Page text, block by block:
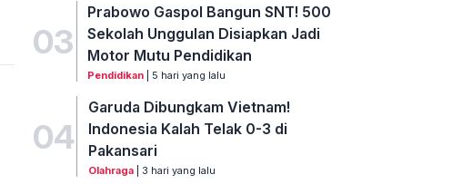
03
Prabowo Gaspol Bangun SNT! 500
Sekolah Unggulan Disiapkan Jadi
Motor Mutu Pendidikan
Pendidikan | 5 hari yang lalu
04
Garuda Dibungkam Vietnam!
Indonesia Kalah Telak 0-3 di
Pakansari
Olahraga| 3 hari yang lalu